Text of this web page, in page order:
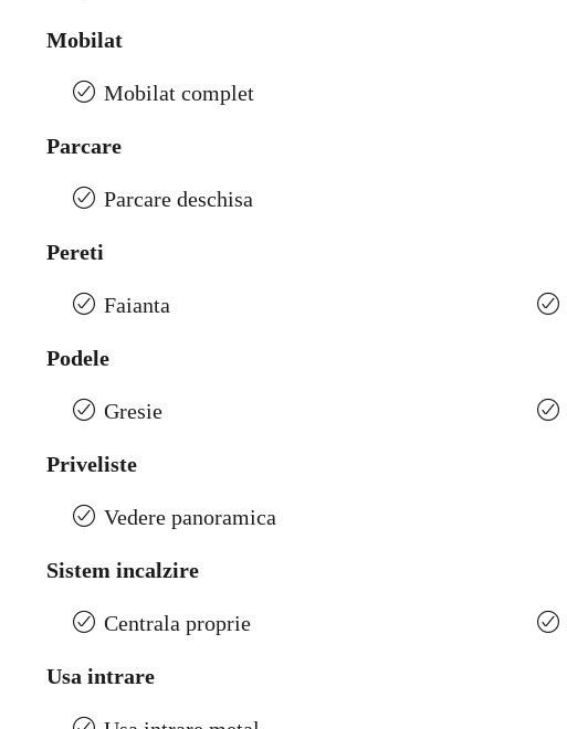
Mobilat
Mobilat complet
Parcare
Parcare deschisa
Pereti
Faianta
Podele
Gresie
Priveliste
Vedere panoramica
Sistem incalzire
Centrala proprie
Usa intrare